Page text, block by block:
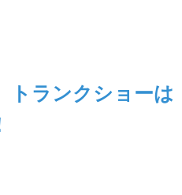
トランクショーは